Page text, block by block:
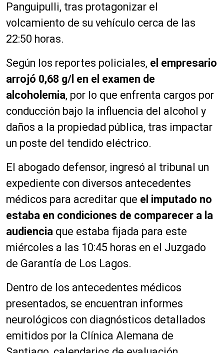
Panguipulli, tras protagonizar el
volcamiento de su vehículo cerca de las
22:50 horas.
Según los reportes policiales, el empresario
arrojó 0,68 g/l en el examen de
alcoholemia, por lo que enfrenta cargos por
conducción bajo la influencia del alcohol y
daños a la propiedad pública, tras impactar
un poste del tendido eléctrico.
El abogado defensor, ingresó al tribunal un
expediente con diversos antecedentes
médicos para acreditar que el imputado no
estaba en condiciones de comparecer a la
audiencia que estaba fijada para este
miércoles a las 10:45 horas en el Juzgado
de Garantía de Los Lagos.
Dentro de los antecedentes médicos
presentados, se encuentran informes
neurológicos con diagnósticos detallados
emitidos por la Clínica Alemana de